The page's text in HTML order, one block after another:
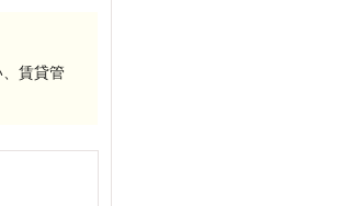
賃貸管